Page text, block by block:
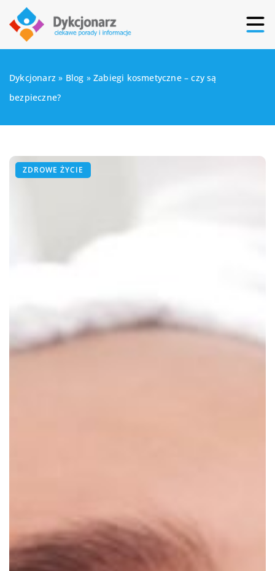
Dykcjonarz » Blog »Zabiegi kosmetyczne – czy są
bezpieczne?
ZDROWE ŻYCIE